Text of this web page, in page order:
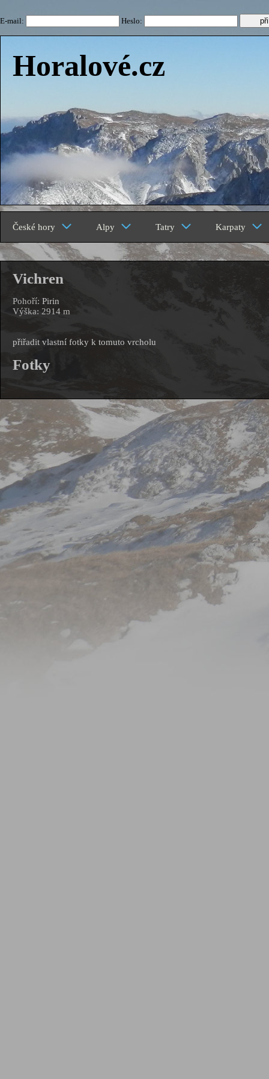
E-mail: Heslo:
Horalové.cz
České hory Alpy Tatry Karpaty
Vichren
Pohoří: Pirin
Výška: 2914 m
přiřadit vlastní fotky k tomuto vrcholu
Fotky